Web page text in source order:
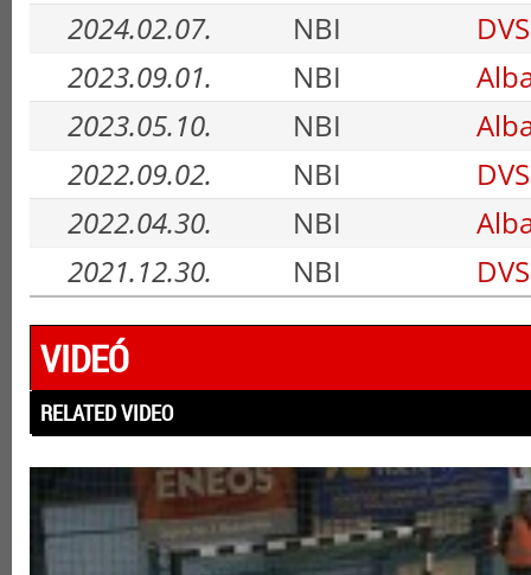
2024.02.07.
NBI
2023.09.01.
NBI
2023.05.10.
NBI
2022.09.02.
NBI
2022.04.30.
NBI
2021.12.30.
NBI
VIDEÓ
RELATED VIDEO